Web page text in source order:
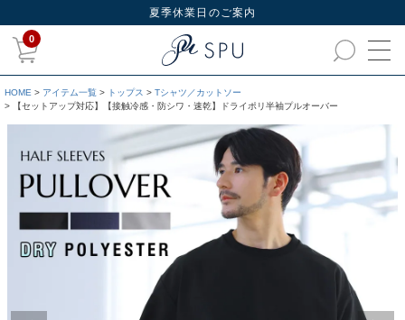
夏季休業日のご案内
0
HOME アイテム一覧 トップス
Tシャツ／カットソー
【セットアップ対応】【接触冷感・防シワ・速乾】ドライポリ半袖プルオーバー